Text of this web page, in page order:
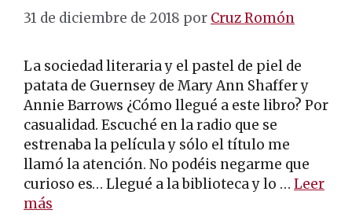
31 de diciembre de 2018 por Cruz Romón
La sociedad literaria y el pastel de piel de
patata de Guernsey de Mary Ann Shaffer y
Annie Barrows ¿Cómo llegué a este libro? Por
casualidad. Escuché en la radio que se
estrenaba la película y sólo el título me
llamó la atención. No podéis negarme que
curioso es… Llegué a la biblioteca y lo … Leer
más